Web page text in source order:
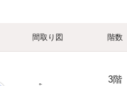
間取り図 階数
3階